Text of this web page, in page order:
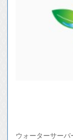
ウォーターサー